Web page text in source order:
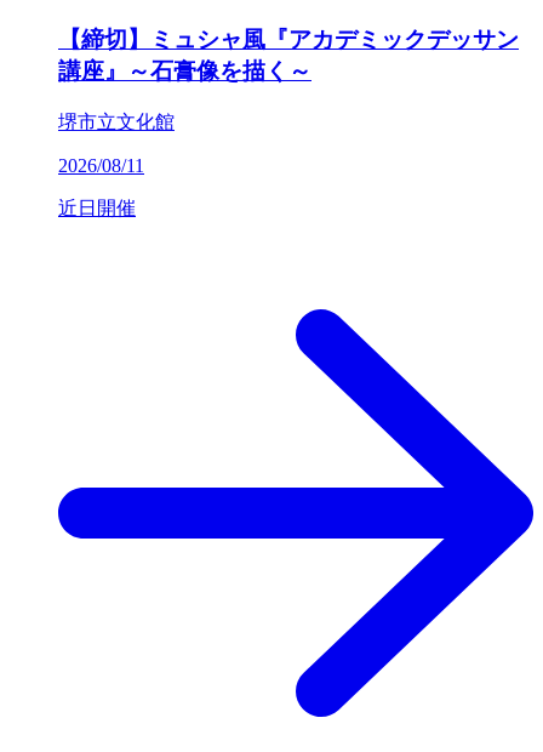
【締切】ミュシャ風『アカデミックデッサン
講座』～石膏像を描く～
堺市立文化館
2026/08/11
近日開催